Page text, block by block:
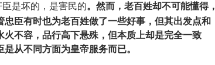
是坏的，是害民的。然而，老百姓却不可能懂得，
臣有时也为老百姓做了一些好事，但其出发点和
不容，品行高下悬殊，但本质上却是完全一致
从不同方面为皇帝服务而已。